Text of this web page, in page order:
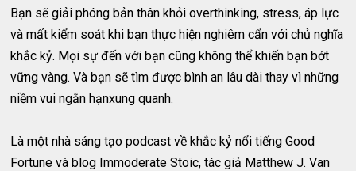
Bạn sẽ giải phóng bản thân khỏi overthinking, stress, áp lực
và mất kiểm soát khi bạn thực hiện nghiêm cẩn với chủ nghĩa
khắc kỷ. Mọi sự đến với bạn cũng không thể khiến bạn bớt
vững vàng. Và bạn sẽ tìm được bình an lâu dài thay vì những
niềm vui ngắn hạnxung quanh.
Là một nhà sáng tạo podcast về khắc kỷ nổi tiếng Good
Fortune và blog Immoderate Stoic, tác giả Matthew J. Van